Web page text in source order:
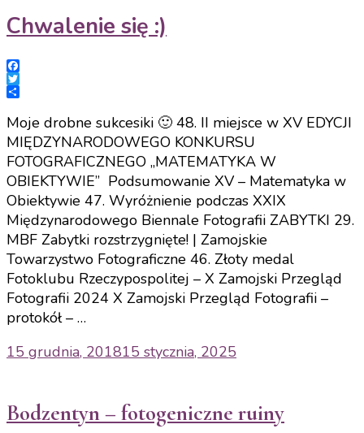
Chwalenie się :)
Facebook
Twitter
Share
Moje drobne sukcesiki 🙂 48. II miejsce w XV EDYCJI
MIĘDZYNARODOWEGO KONKURSU
FOTOGRAFICZNEGO „MATEMATYKA W
OBIEKTYWIE” Podsumowanie XV – Matematyka w
Obiektywie 47. Wyróżnienie podczas XXIX
Międzynarodowego Biennale Fotografii ZABYTKI 29.
MBF Zabytki rozstrzygnięte! | Zamojskie
Towarzystwo Fotograficzne 46. Złoty medal
Fotoklubu Rzeczypospolitej – X Zamojski Przegląd
Fotografii 2024 X Zamojski Przegląd Fotografii –
protokół – …
15 grudnia, 201815 stycznia, 2025
Bodzentyn – fotogeniczne ruiny